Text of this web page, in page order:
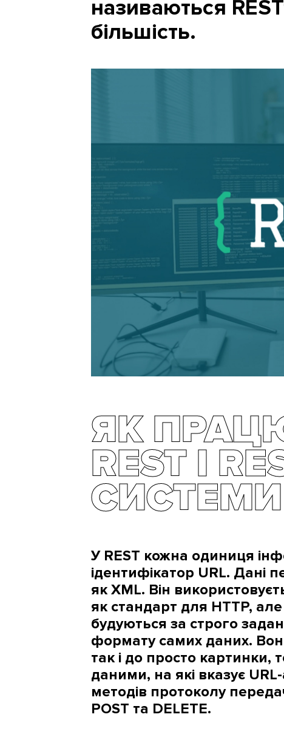
називаються
більшість.
ЯК
REST І
СИСТЕМИ
У REST кожна одиниця
ідентифікатор URL. Дані
як XML. Він
як стандарт для HTTP,
будуються за строго
формату самих даних.
так і до просто
даними, на які вказує
методів протоколу
POST та DELETE.